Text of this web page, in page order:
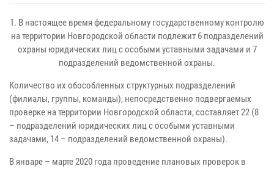
1. В настоящее время федеральному государственному контролю
на территории Новгородской области подлежит 6 подразделений
охраны юридических лиц с особыми уставными задачами и 7
подразделений ведомственной охраны.
Количество их обособленных структурных подразделений
(филиалы, группы, команды), непосредственно подвергаемых
проверке на территории Новгородской области, составляет 22 (8
– подразделений юридических лиц с особыми уставными
задачами, 14 – подразделений ведомственной охраны).
В январе – марте 2020 года проведение плановых проверок в